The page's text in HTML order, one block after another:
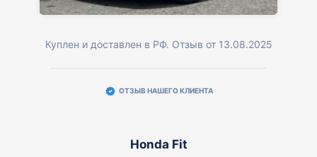
Куплен и доставлен в РФ. Отзыв от 13.08.2025
ОТЗЫВ НАШЕГО КЛИЕНТА
Honda Fit